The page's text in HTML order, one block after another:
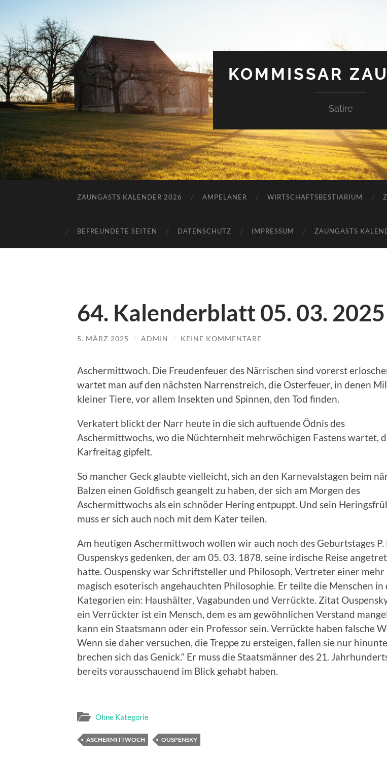
KOMMISSAR
Satire
ZAUNGASTS KALENDER 2026 AMPELANER WIRTSCHAFTSBESTIARIUM
BEFREUNDETE SEITEN DATENSCHUTZ IMPRESSUM ZAUNGASTS
64. Kalenderblatt 05. 03. 2025
5. MÄRZ 2025 / ADMIN / KEINE KOMMENTARE
Aschermittwoch. Die Freudenfeuer des Närrischen sind vorerst
wartet man auf den nächsten Narrenstreich, die Osterfeuer, in denen
kleiner Tiere, vor allem Insekten und Spinnen, den Tod finden.
Verkatert blickt der Narr heute in die sich auftuende Ödnis des
Aschermittwochs, wo die Nüchternheit mehrwöchigen Fastens wartet,
Karfreitag gipfelt.
So mancher Geck glaubte vielleicht, sich an den Karnevalstagen beim
Balzen einen Goldfisch geangelt zu haben, der sich am Morgen des
Aschermittwochs als ein schnöder Hering entpuppt. Und sein
muss er sich auch noch mit dem Kater teilen.
Am heutigen Aschermittwoch wollen wir auch noch des Geburtstages P.
Ouspenskys gedenken, der am 05. 03. 1878. seine irdische Reise
hatte. Ouspensky war Schriftsteller und Philosoph, Vertreter einer mehr
magisch esoterisch angehauchten Philosophie. Er teilte die Menschen in
Kategorien ein: Haushälter, Vagabunden und Verrückte. Zitat
ein Verrückter ist ein Mensch, dem es am gewöhnlichen Verstand
kann ein Staatsmann oder ein Professor sein. Verrückte haben falsche
Wenn sie daher versuchen, die Treppe zu ersteigen, fallen sie nur
brechen sich das Genick.“ Er muss die Staatsmänner des 21.
bereits vorausschauend im Blick gehabt haben.
Ohne Kategorie
ASCHERMITTWOCH OUSPENSKY